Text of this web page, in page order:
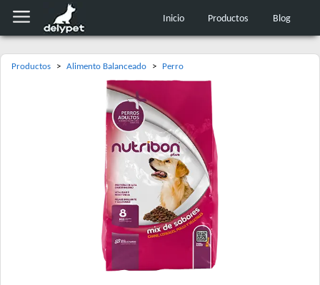
Inicio Productos Blog
Productos > Alimento Balanceado > Perro